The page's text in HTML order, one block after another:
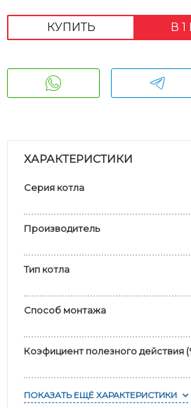
КУПИТЬ В
ХАРАКТЕРИСТИКИ
Серия котла
Производитель
Тип котла
Способ монтажа
Коэфициент полезного действия
ПОКАЗАТЬ ЕЩЁ ХАРАКТЕРИСТИКИ